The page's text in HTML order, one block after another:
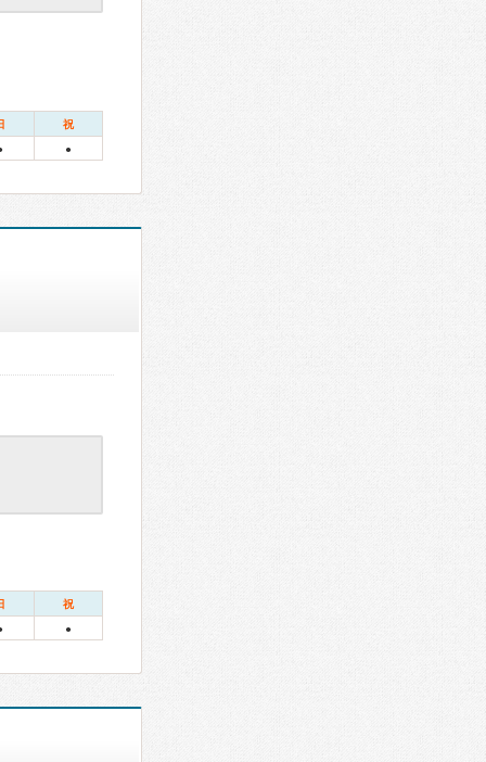
祝
●
祝
●